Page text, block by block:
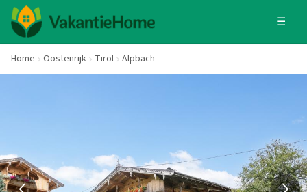
☰
Home Oostenrijk Tirol Alpbach